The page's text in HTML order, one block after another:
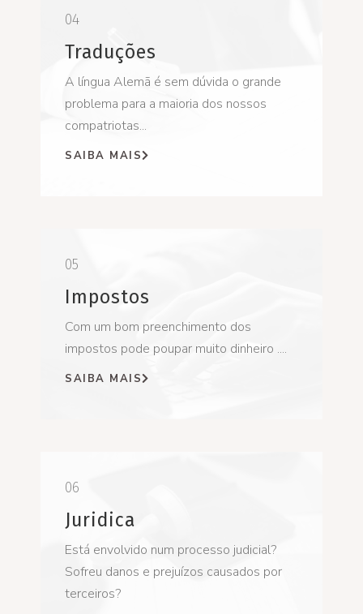
04
Traduções
A língua Alemã é sem dúvida o grande
problema para a maioria dos nossos
compatriotas...
SAIBA MAIS
05
Impostos
Com um bom preenchimento dos
impostos pode poupar muito dinheiro ....
SAIBA MAIS
06
Juridica
Está envolvido num processo judicial?
Sofreu danos e prejuízos causados por
terceiros?